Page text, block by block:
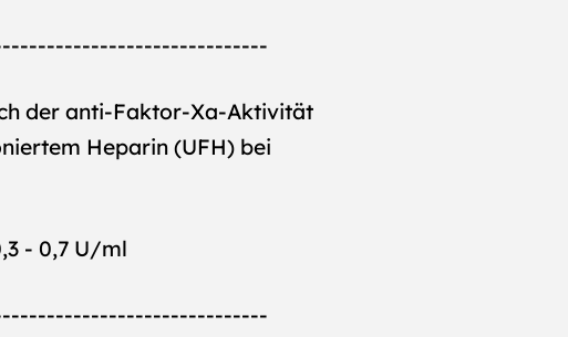
der anti-Faktor-Xa-Aktivität
Heparin (UFH) bei
- 0,7 U/ml